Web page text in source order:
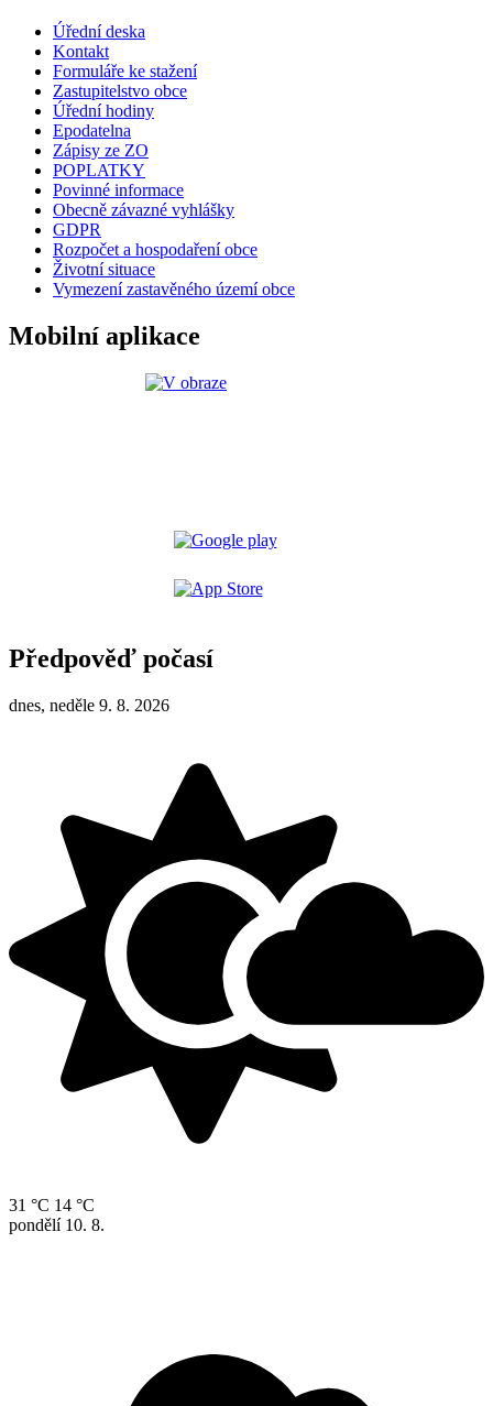
Úřední deska
Kontakt
Formuláře ke stažení
Zastupitelstvo obce
Úřední hodiny
Epodatelna
Zápisy ze ZO
POPLATKY
Povinné informace
Obecně závazné vyhlášky
GDPR
Rozpočet a hospodaření obce
Životní situace
Vymezení zastavěného území obce
Mobilní aplikace
Předpověď počasí
dnes, neděle 9. 8. 2026
31 °C 14 °C
pondělí 10. 8.